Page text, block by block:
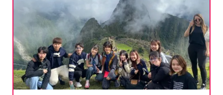
Finland
Frankrijk
Griekenland
Hongarije
Ierland